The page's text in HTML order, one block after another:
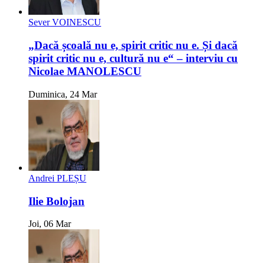
Sever VOINESCU
„Dacă școală nu e, spirit critic nu e. Și dacă
spirit critic nu e, cultură nu e“ – interviu cu
Nicolae MANOLESCU
Duminica, 24 Mar
Andrei PLEȘU
Ilie Bolojan
Joi, 06 Mar